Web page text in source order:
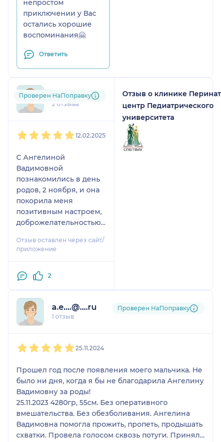
, поддерживала. Это
дорогого стоит!
Благодаря слаженной
Германовны и Ангелины
Вадимовны, роды
насколько это возможно
вообще. У меня не
осталось, ни одного
и воспоминания.
конечно, рекомендую с
чистым сердцем.
непростом
приключении у Вас
остались хорошие
воспоминания🤗
Ответить
+7xxxxxxxx72
2 отзыва
Проверен НаПоправку
12.02.2025
С Ангелиной
Вадимовной
познакомились в день
родов, 2 ноября, и она
покорила меня
позитивным настроем,
доброжелательностью,
Весь период
нахождения в
чувствовала себя очень
психологически, под
пристальным
вниманием слаженной
(акушерки Ангелины
Вадимовны и доктора
Кутеевой), с
непринуждёнными
беседами, ответами на
мои вопросы. И,
конечно, с ценными
рекомендациями, как
правильно себя вести,
Отзыв оставлен через сайт/
приложение
2
Отзыв о клинике
центр Педиатрического
университета
a.e....@....ru
1 отзыв
Проверен НаПоправку
25.11.2024
Прошел год после появления моего мальчика. Не
было ни дня, когда я бы не благодарила Ангелину
Вадимовну за роды!
25.11.2023 4280гр, 55см. Без оперативного
вмешательства. Без обезболивания. Ангелина
Вадимовна помогла прожить, пропеть, продышать
схватки. Провела голосом сквозь потуги. Приняла